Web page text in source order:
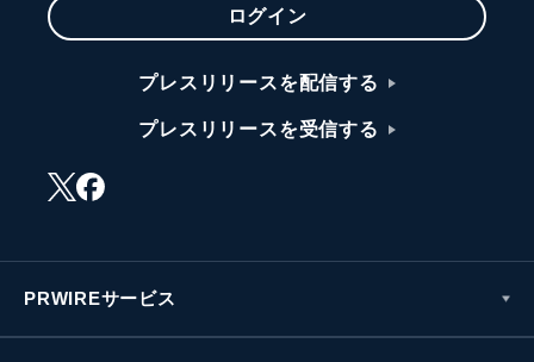
ログイン
プレスリリースを配信する
プレスリリースを受信する
PRWIREサービス